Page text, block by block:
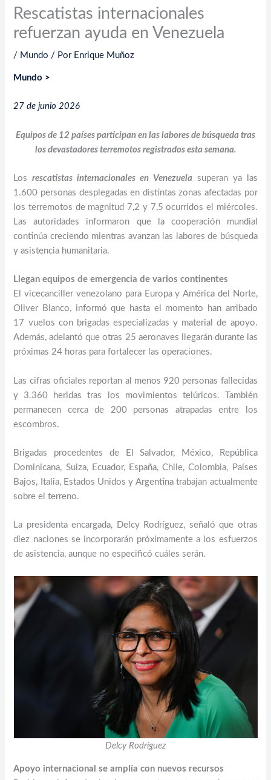
Rescatistas internacionales
refuerzan ayuda en Venezuela
/ Mundo / Por Enrique Muñoz
Mundo >
27 de junio 2026
Equipos de 12 países participan en las labores de búsqueda tras
los devastadores terremotos registrados esta semana.
Losrescatistas internacionales en Venezuelasuperan ya las
1.600 personas desplegadas en distintas zonas afectadas por
los terremotos de magnitud 7,2 y 7,5 ocurridos el miércoles.
Las autoridades informaron que la cooperación mundial
continúa creciendo mientras avanzan las labores de búsqueda
y asistencia humanitaria.
Llegan equipos de emergencia de varios continentes
El vicecanciller venezolano para Europa y América del Norte,
Oliver Blanco, informó que hasta el momento han arribado
17 vuelos con brigadas especializadas y material de apoyo.
Además, adelantó que otras 25 aeronaves llegarán durante las
próximas 24 horas para fortalecer las operaciones.
Las cifras oficiales reportan al menos 920 personas fallecidas
y 3.360 heridas tras los movimientos telúricos. También
permanecen cerca de 200 personas atrapadas entre los
escombros.
Brigadas procedentes de El Salvador, México, República
Dominicana, Suiza, Ecuador, España, Chile, Colombia, Países
Bajos, Italia, Estados Unidos y Argentina trabajan actualmente
sobre el terreno.
La presidenta encargada, Delcy Rodríguez, señaló que otras
diez naciones se incorporarán próximamente a los esfuerzos
de asistencia, aunque no especificó cuáles serán.
Delcy Rodríguez
Apoyo internacional se amplía con nuevos recursos